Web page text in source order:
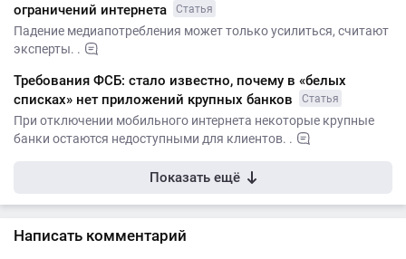
ограничений интернета
Статья
Падение медиапотребления может только усилиться, считают
эксперты. .
Требования ФСБ: стало известно, почему в «белых
списках» нет приложений крупных банков
Статья
При отключении мобильного интернета некоторые крупные
банки остаются недоступными для клиентов. .
Показать ещё
Написать комментарий